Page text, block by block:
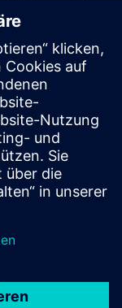
stärken, die
antreiben. Wir
ein
bauen, was als
verarbeitende